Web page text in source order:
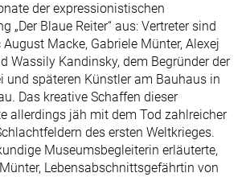
der expressionistischen
„Der Blaue Reiter“ aus: Vertreter sind
Macke, Gabriele Münter, Alexej
Wassily Kandinsky, dem Begründer der
und späteren Künstler am Bauhaus in
Das kreative Schaffen dieser
allerdings jäh mit dem Tod zahlreicher
des ersten Weltkrieges.
Museumsbegleiterin erläuterte,
Lebensabschnittsgefährtin von